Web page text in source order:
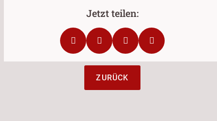
ZURÜCK